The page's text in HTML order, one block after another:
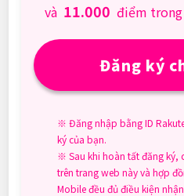
và 11.000 điểm trong
Đăng ký
※ Đăng nhập bằng ID
ký của bạn.
※ Sau khi hoàn tất đăng ký,
trên trang web này và hợp
Mobile đều đủ điều kiện